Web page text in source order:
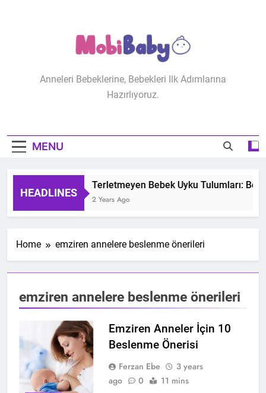
MobiBaby
Anneleri Bebeklerine, Bebekleri Ilk Adımlarına
Hazırlıyoruz.
MENU
HEADLINES
Terletmeyen Bebek Uyku Tulumları:
2 Years Ago
Home emziren annelere beslenme önerileri
emziren annelere beslenme önerileri
Emziren Anneler İçin 10
Beslenme Önerisi
Ferzan Ebe
3 years
ago
0 11 mins